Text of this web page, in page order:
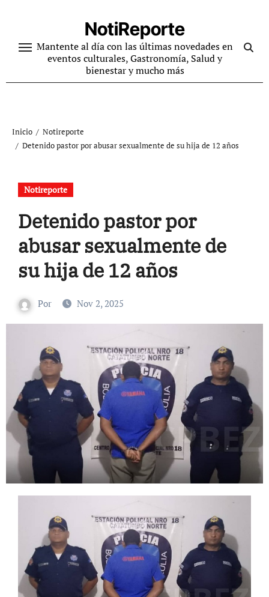
contenido
NotiReporte
Mantente al día con las últimas novedades en
eventos culturales, Gastronomía, Salud y
bienestar y mucho más
Inicio
Notireporte
Detenido pastor por abusar sexualmente de su hija de 12 años
Notireporte
Detenido pastor por
abusar sexualmente de
su hija de 12 años
Por Nov 2, 2025